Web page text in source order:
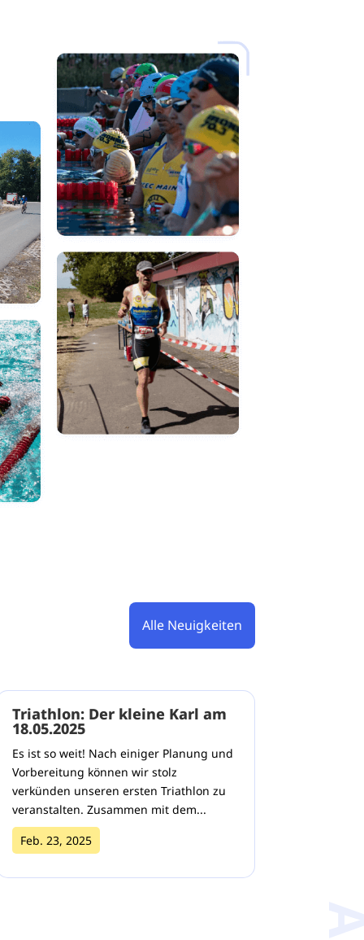
Alle Neuigkeiten
Triathlon: Der kleine Karl am
18.05.2025
Feb. 23, 2025
Es ist so weit! Nach einiger Planung und
Vorbereitung können wir stolz
verkünden unseren ersten Triathlon zu
veranstalten. Zusammen mit dem...